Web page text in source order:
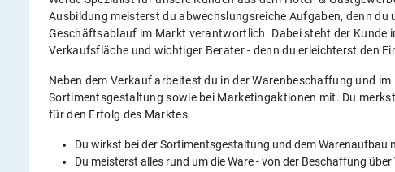
Ausbildung meisterst du abwechslungsreiche Aufgaben, denn du
Geschäftsablauf im Markt verantwortlich. Dabei steht der
Verkaufsfläche und wichtiger Berater - denn du erleichterst den
Neben dem Verkauf arbeitest du in der Warenbeschaffung und
Sortimentsgestaltung sowie bei Marketingaktionen mit. Du
für den Erfolg des Marktes.
Du wirkst bei der Sortimentsgestaltung und dem Warenaufbau
Du meisterst alles rund um die Ware - von der Beschaffung